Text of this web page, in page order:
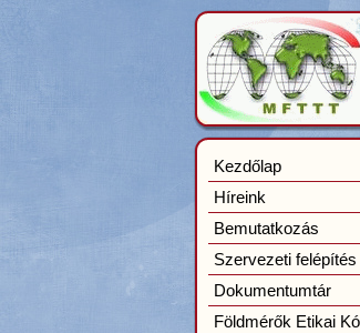
Kezdőlap
Híreink
Bemutatkozás
Szervezeti felépítés
Dokumentumtár
Földmérők Etikai